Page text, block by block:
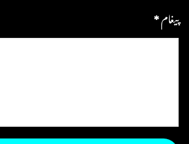
پیغام*